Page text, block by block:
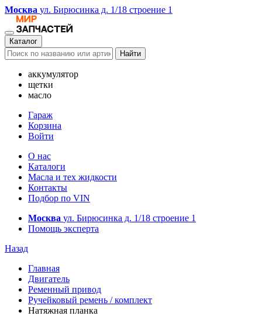
Москва ул. Бирюсинка д. 1/18 строение 1
Каталог
Найти
аккумулятор
щетки
масло
Гараж
Корзина
Войти
О нас
Каталоги
Масла и тех жидкости
Контакты
Подбор по VIN
Москва ул. Бирюсинка д. 1/18 строение 1
Помощь эксперта
Назад
Главная
Двигатель
Ременный привод
Ручейковый ремень / комплект
Натяжная планка